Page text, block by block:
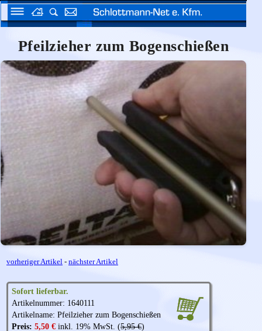
Pfeilzieher zum Bogenschießen
vorheriger Artikel - nächster Artikel
Sofort lieferbar.
Artikelnummer: 1640111
Artikelname: Pfeilzieher zum Bogenschießen
Preis: 5,50 € inkl. 19% MwSt. (5,95 €)